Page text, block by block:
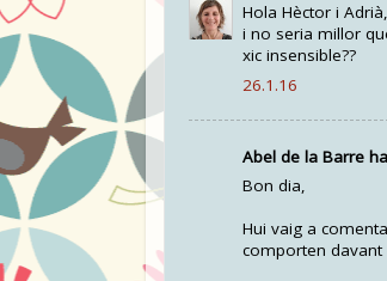
Hola Hèctor i Adrià,
i no seria millor
xic insensible??
26.1.16
Abel de la Barre
Bon dia,
Hui vaig a
comporten davant